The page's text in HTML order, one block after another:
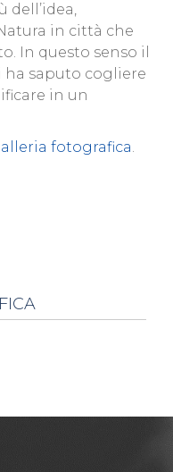
dell’idea,
in città che
In questo senso il
saputo cogliere
in un
fotografica.